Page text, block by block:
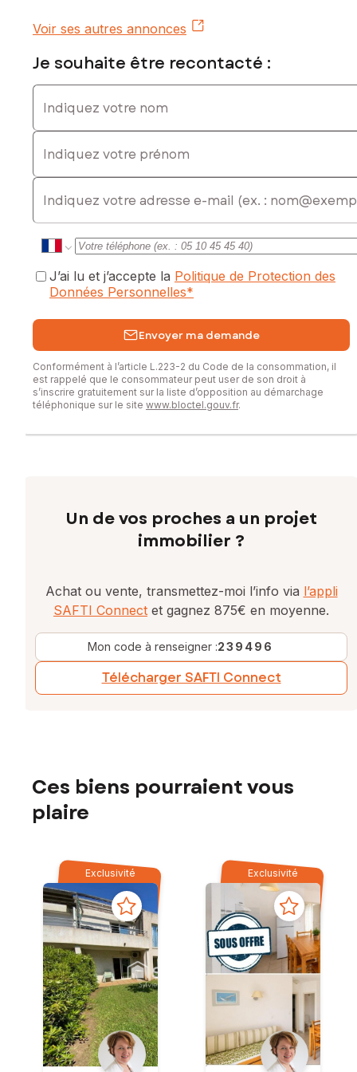
Voir ses autres annonces
Je souhaite être recontacté :
Indiquez votre nom
Indiquez votre prénom
E-mail
J’ai lu et j’accepte la Politique de Protection des
Données Personnelles*
Envoyer ma demande
Conformément à l’article L.223-2 du Code de la consommation, il
est rappelé que le consommateur peut user de son droit à
s’inscrire gratuitement sur la liste d’opposition au démarchage
téléphonique sur le site www.bloctel.gouv.fr.
Un de vos proches a un projet
immobilier ?
Achat ou vente, transmettez-moi l’info via l’appli
SAFTI Connect et gagnez 875€ en moyenne.
Mon code à renseigner :239496
Télécharger SAFTI Connect
Ces biens pourraient vous
plaire
Exclusivité Exclusivité